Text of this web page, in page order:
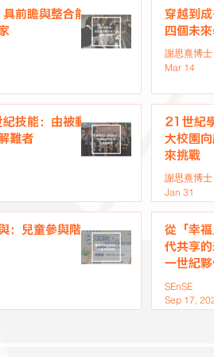
前瞻與整合能
穿越到
四個未
謝思熹博士
Mar 14
技能：由被動
難者
21世紀
大校園
來挑戰
謝思熹博士
Jan 31
：兒童參與階梯
從「幸
代共享
一世紀夥
SEnSE
Sep 17,